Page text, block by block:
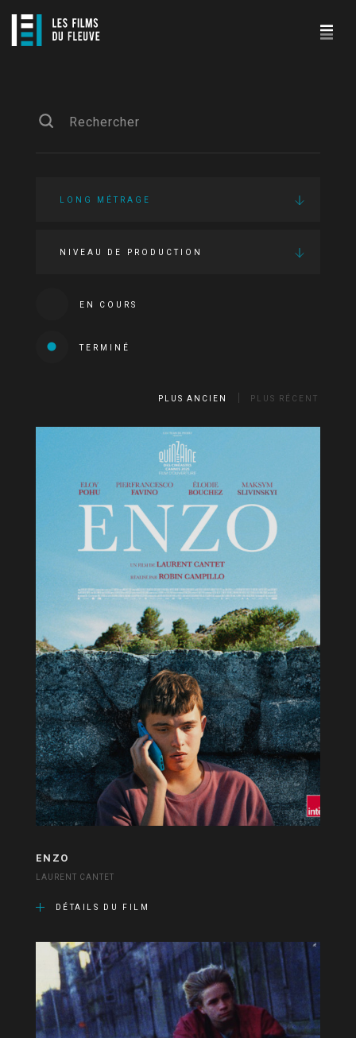
LONG MÉTRAGE
NIVEAU DE PRODUCTION
EN COURS
TERMINÉ
PLUS ANCIEN PLUS RÉCENT
ENZO
LAURENT CANTET
DÉTAILS DU FILM